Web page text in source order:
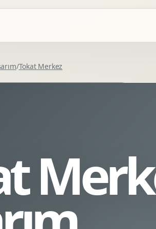
Tasarimi
UI Tasarimi
UX Optimizasyonu
Ofis Ici
Kurumsal
/Tokat Merkez